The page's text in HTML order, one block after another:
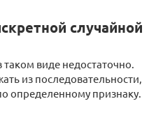
случайной
виде недостаточно.
из последовательности,
определенному признаку.